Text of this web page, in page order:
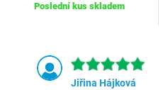
Poslední kus skladem
Jiřina Hájková